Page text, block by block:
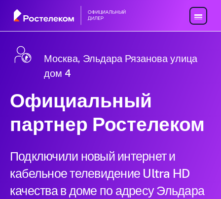
Москва, Эльдара Рязанова улица
дом 4
Официальный
партнер Ростелеком
Подключили новый интернет и
кабельное телевидение Ultra HD
качества в доме по адресу Эльдара